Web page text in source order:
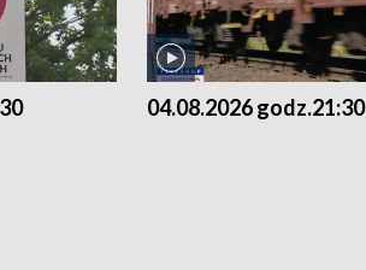
04.08.2026 godz.21:30